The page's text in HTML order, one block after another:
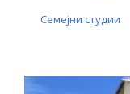
Семејни студии